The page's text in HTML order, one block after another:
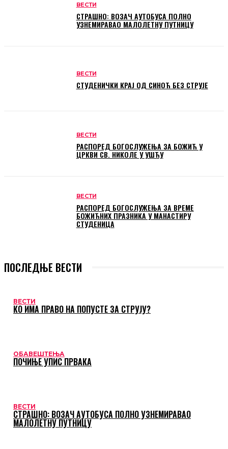
ВЕСТИ
СТРАШНО: ВОЗАЧ АУТОБУСА ПОЛНО
УЗНЕМИРАВАО МАЛОЛЕТНУ ПУТНИЦУ
ВЕСТИ
СТУДЕНИЧКИ КРАЈ ОД СИНОЋ БЕЗ СТРУЈЕ
ВЕСТИ
РАСПОРЕД БОГОСЛУЖЕЊА ЗА БОЖИЋ У
ЦРКВИ СВ. НИКОЛЕ У УШЋУ
ВЕСТИ
РАСПОРЕД БОГОСЛУЖЕЊА ЗА ВРЕМЕ
БОЖИЋНИХ ПРАЗНИКА У МАНАСТИРУ
СТУДЕНИЦА
ПОСЛЕДЊЕ ВЕСТИ
ВЕСТИ
КО ИМА ПРАВО НА ПОПУСТЕ ЗА СТРУЈУ?
ОБАВЕШТЕЊА
ПОЧИЊЕ УПИС ПРВАКА
ВЕСТИ
СТРАШНО: ВОЗАЧ АУТОБУСА ПОЛНО УЗНЕМИРАВАО
МАЛОЛЕТНУ ПУТНИЦУ